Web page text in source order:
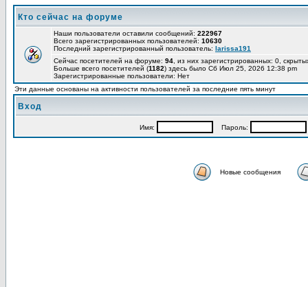
Кто сейчас на форуме
Наши пользователи оставили сообщений: 222967
Всего зарегистрированных пользователей: 10630
Последний зарегистрированный пользователь: larissa191
Сейчас посетителей на форуме: 94 , из них зарегистрированных: 0,
Больше всего посетителей (1182) здесь было Сб Июл 25, 2026 12:38 pm
Зарегистрированные пользователи: Нет
Эти данные основаны на активности пользователей за последние пять минут
Вход
Имя: Пароль:
Новые сообщения